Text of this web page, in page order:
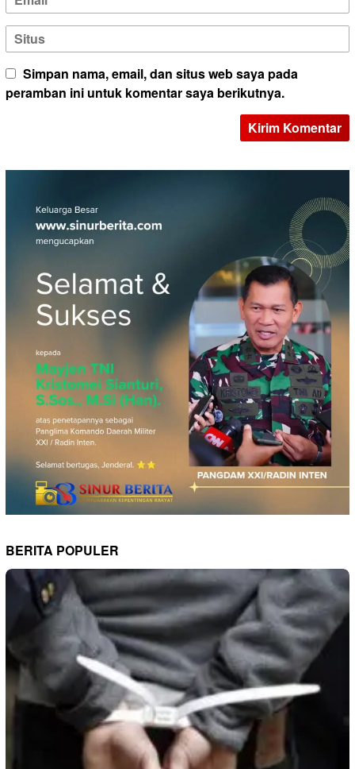
Simpan nama, email, dan situs web saya pada
peramban ini untuk komentar saya berikutnya.
BERITA POPULER